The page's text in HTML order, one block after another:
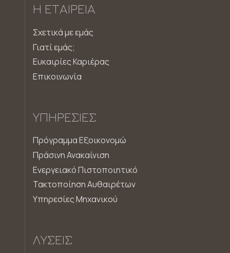
Η ΕΤΑΙΡΕΊΑ
Σχετικά με εμάς
Γιατί εμάς;
Ευκαιρίες Καριέρας
Επικοινωνία
ΥΠΗΡΕΣΊΕΣ
Πρόγραμμα Εξοικονομώ
Πράσινη Ανακαίνιση
Ενεργειακό Πιστοποιητικό
Τακτοποίηση Αυθαιρέτων
Υπηρεσίες Μηχανικού
ΛΎΣΕΙΣ